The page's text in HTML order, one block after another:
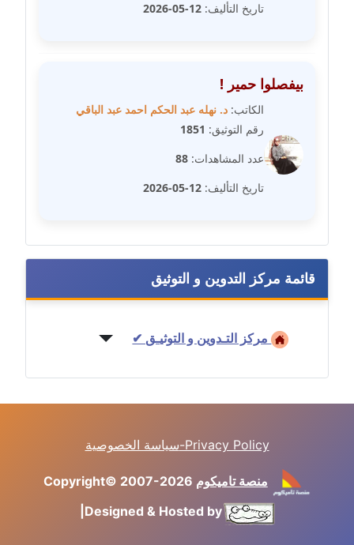
عاملة
مدونة عماد مصباح
عاملة
مدونة عمرو عاطف
عاملة
عاملة
مدونة غادة سيد
عاملة
مدونة غازي جابر
مدونة فاطمة البسريني
موقوف
مدونة فاطمة حجازي
قائمة مركز التدوين و التوثيق
مركز التـدوين و التوثيـق ✔
تاريخ التأليف: 12-05-2026
بيفصلوا حمير !
الكاتب: د. نهله عبد الحكم احمد عبد الباقي
رقم التوثيق: 1851
عدد المشاهدات: 88
تاريخ التأليف: 12-05-2026
سياسة الخصوصية-Privacy Policy
Copyright© 2007-2026 منصة تاميكوم
Designed & Hosted by